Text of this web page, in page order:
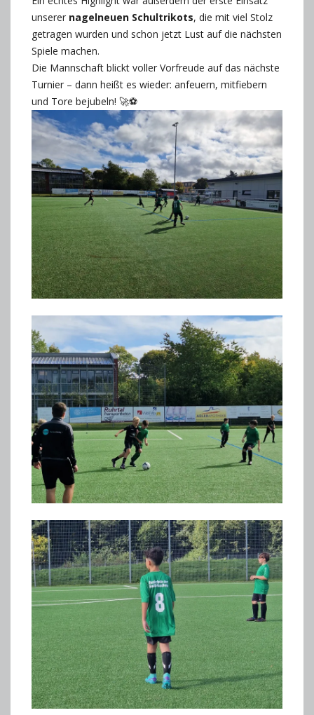
unserer nagelneuen Schultrikots, die mit viel Stolz
getragen wurden und schon jetzt Lust auf die nächsten
Spiele machen.
Die Mannschaft blickt voller Vorfreude auf das nächste
Turnier – dann heißt es wieder: anfeuern, mitfiebern
und Tore bejubeln! 🚀⚽️